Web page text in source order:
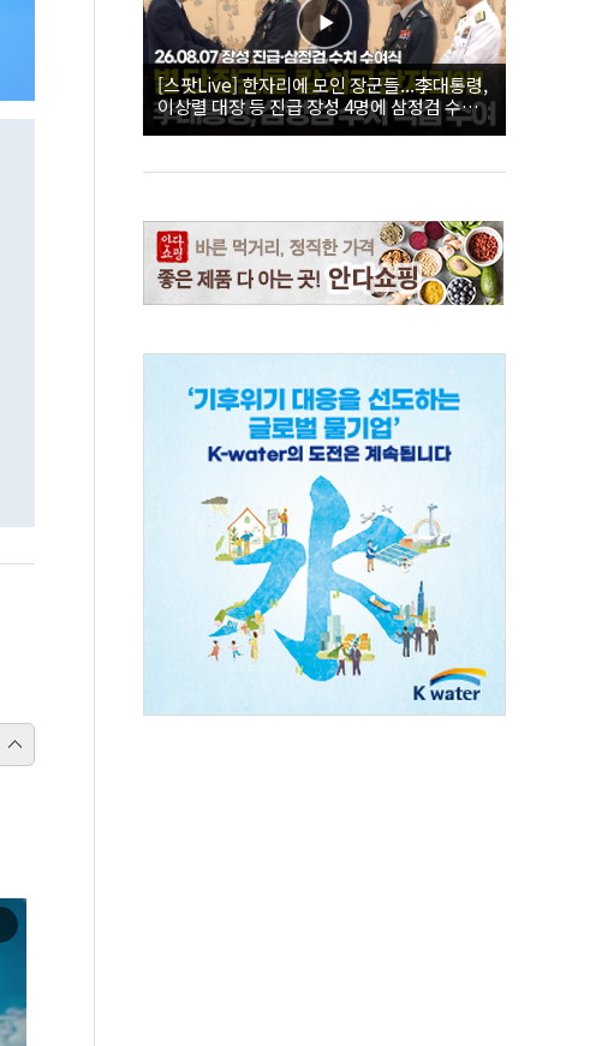
[스팟Live] 한자리에 모인 장군들...李대통령,
이상렬 대장 등 진급 장성 4명에 삼정검 수치
직접 수여｜26.08.07 장성 진급·삼정검 수치